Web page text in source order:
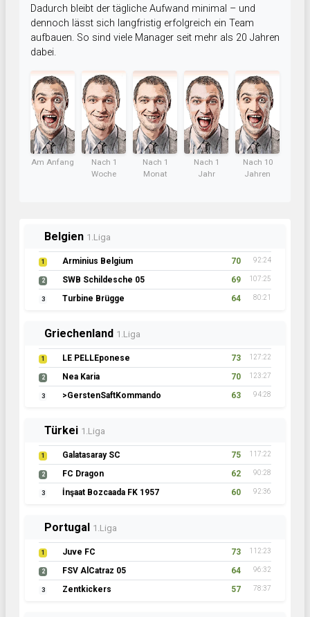
Dadurch bleibt der tägliche Aufwand minimal – und
dennoch lässt sich langfristig erfolgreich ein Team
aufbauen. So sind viele Manager seit mehr als 20 Jahren
dabei.
Am Anfang
Nach 1
Woche
Nach 1
Monat
Nach 1
Jahr
Nach 10
Jahren
Belgien 1.Liga
1 Arminius Belgium 70 92:24
2 SWB Schildesche 05 69 107:25
3 Turbine Brügge 64 80:21
Griechenland 1.Liga
1 LE PELLEponese 73 127:22
2 Nea Karia 70 123:27
3 >GerstenSaftKommando 63 94:28
Türkei 1.Liga
1 Galatasaray SC 75 117:22
2 FC Dragon 62 90:28
3 İnşaat Bozcaada FK 1957 60 92:36
Portugal 1.Liga
1 Juve FC 73 112:23
2 FSV AlCatraz 05 64 96:32
3 Zentkickers 57 78:37